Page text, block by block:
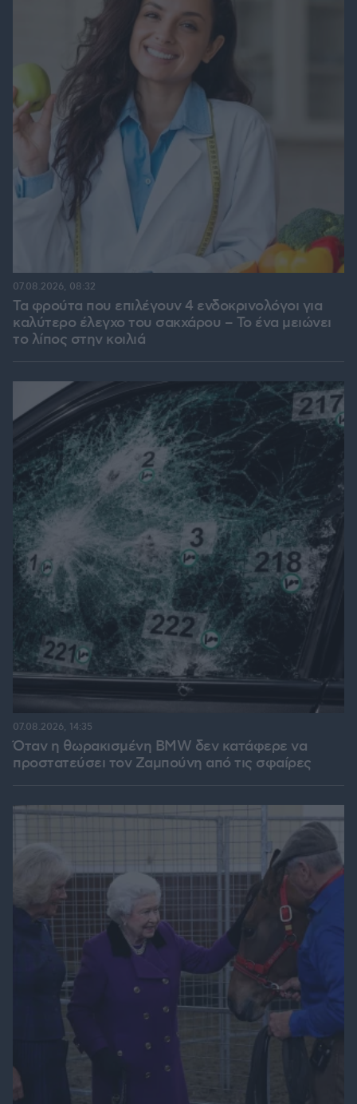
Τα φρούτα που επιλέγουν 4 ενδοκρινολόγοι για
καλύτερο έλεγχο του σακχάρου – Το ένα μειώνει
το λίπος στην κοιλιά
07.08.2026, 08:32
Όταν η θωρακισμένη BMW δεν κατάφερε να
προστατεύσει τον Ζαμπούνη από τις σφαίρες
07.08.2026, 14:35